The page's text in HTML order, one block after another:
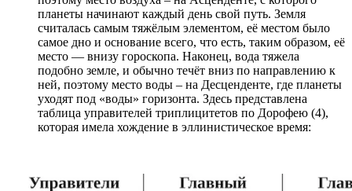
планеты начинают каждый день свой путь. Земля
считалась самым тяжёлым элементом, её местом было
самое дно и основание всего, что есть, таким образом, её
место — внизу гороскопа. Наконец, вода тяжела
подобно земле, и обычно течёт вниз по направлению к
ней, поэтому место воды – на Десценденте, где планеты
уходят под «воды» горизонта. Здесь представлена
таблица управителей триплицитетов по Дорофею (4),
которая имела хождение в эллинистическое время: